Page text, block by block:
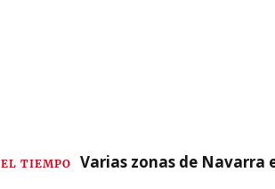
EL TIEMPO Varias zonas de